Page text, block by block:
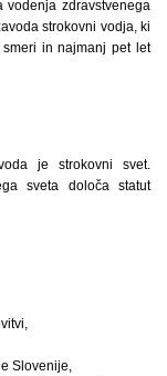
vodenja zdravstvenega
strokovni vodja, ki
in najmanj pet let
je strokovni svet.
sveta določa statut
Slovenije,